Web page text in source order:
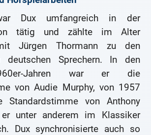
Dux umfangreich in der
tätig und zählte im Alter
Jürgen Thormann zu den
deutschen Sprechern. In den
1960er-Jahren war er die
von Audie Murphy, von 1957
von Anthony
unter anderem im Klassiker
Dux synchronisierte auch so